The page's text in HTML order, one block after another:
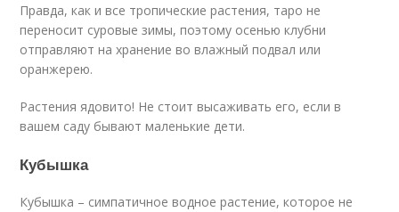
Правда, как и все тропические растения, таро не
переносит суровые зимы, поэтому осенью клубни
отправляют на хранение во влажный подвал или
оранжерею.
Растения ядовито! Не стоит высаживать его, если в
вашем саду бывают маленькие дети.
Кубышка
Кубышка – симпатичное водное растение, которое не